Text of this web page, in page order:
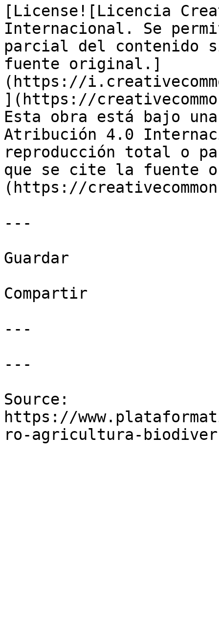
[License![Licencia
Internacional. Se
parcial del contenido
fuente original.]
(https://
](https://
Esta obra está bajo
Atribución 4.0
reproducción total o
que se cite la fuente
(https://
---
Guardar
Compartir
---
---
Source:
https://